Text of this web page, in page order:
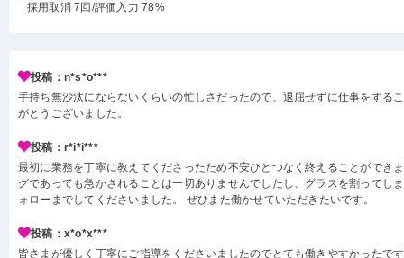
採用取消 7回 /評価入力 78%
投稿：n*s*o***
手持ち無沙汰にならないくらいの忙しさだったので、退屈せずに仕事をする
がとうございました。
投稿：r*i*i***
最初に業務を丁寧に教えてくださったため不安ひとつなく終えることができ
グであっても急かされることは一切ありませんでしたし、グラスを割ってし
ォローまでしてくださいました。 ぜひまた働かせていただきたいです。
投稿：x*o*x***
皆さまが優しく丁寧にご指導をくださいましたのでとても働きやすかったで